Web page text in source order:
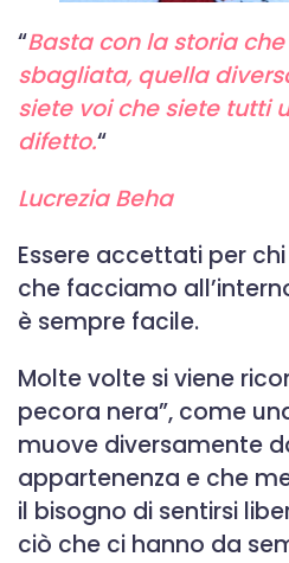
“Basta con la storia
sbagliata, quella
siete voi che siete tutti
difetto.“
Lucrezia Beha
Essere accettati per
che facciamo
è sempre facile.
Molte volte si viene
pecora nera”, come
muove diversamente
appartenenza e che
il bisogno di sentirsi
ciò che ci hanno da